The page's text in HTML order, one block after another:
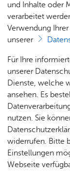
Über­sicht
Rat­
haus &
Bür­
ger­
ser­vice
Rat­
häu­ser
& Orts­
ver­
wal­
Nach­
rich­
ten,
& Bil­
der
Juni
Gold-
von
Die neu er­bau­ten
und Inhalte oder
verarbeitet
Verwendung
unserer
Für Ihre
unserer
Dienste, welche
ansehen. Es
nutzen. Sie
widerrufen. Bitte
Einstellungen
Webseite